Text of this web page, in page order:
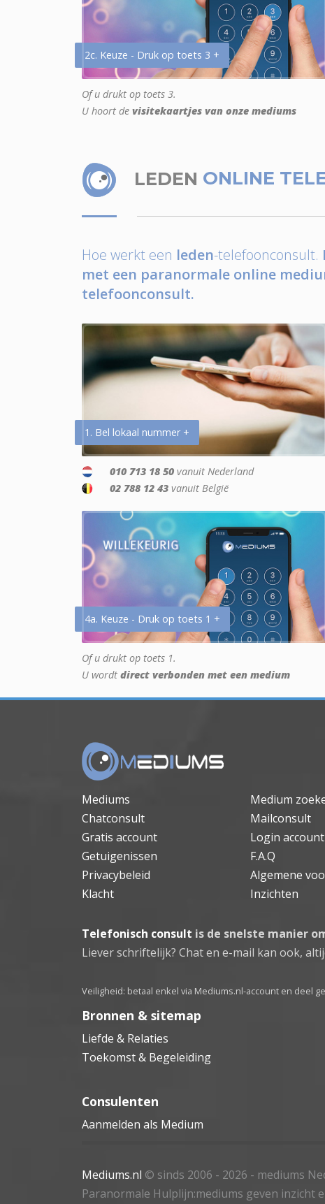
2c. Keuze - Druk op toets 3 +
Of u drukt op toets 3.
U hoort de visitekaartjes van onze mediums
LEDEN ONLINE
Hoe werkt een leden-telefoonconsult.
met een paranormale online
telefoonconsult.
1. Bel lokaal nummer +
010 713 18 50 vanuit Nederland
02 788 12 43 vanuit België
4a. Keuze - Druk op toets 1 +
Of u drukt op toets 1.
U wordt direct verbonden met een medium
Mediums Medium
Chatconsult
Mailconsult
Gratis account
Login account
Getuigenissen
F.A.Q
Privacybeleid
Algemene
Klacht
Inzichten
Telefonisch consult is de snelste manier
Liever schriftelijk? Chat en e-mail kan ook,
Veiligheid: betaal enkel via Mediums.nl-account en deel
Bronnen & sitemap
Liefde & Relaties
Toekomst & Begeleiding
Consulenten
Aanmelden als Medium
Mediums.nl © sinds 2006 - 2026 - mediums
Paranormale Hulplijn:mediums geven